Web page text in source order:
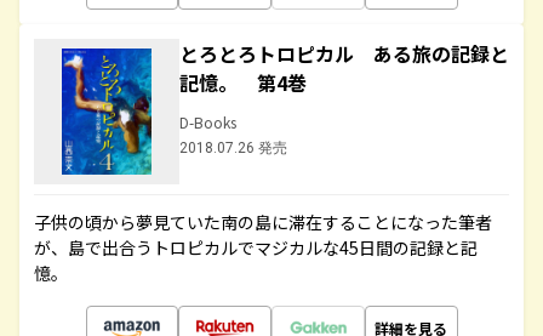
とろとろトロピカル ある旅の記録と
記憶。 第4巻
D-Books
2018.07.26 発売
子供の頃から夢見ていた南の島に滞在することになった筆者
が、島で出合うトロピカルでマジカルな45日間の記録と記
憶。
詳細を見る